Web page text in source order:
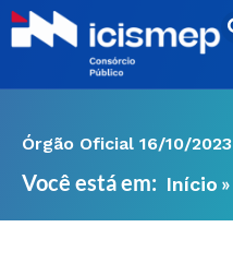
Ir
para
Órgão Oficial 16/10/2023
Você está em: Início »